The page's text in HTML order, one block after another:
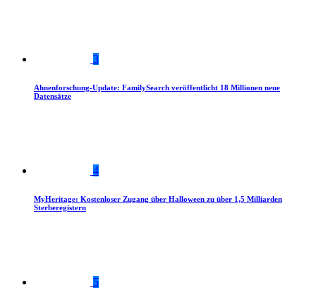
3
Ahnenforschung-Update: FamilySearch veröffentlicht 18 Millionen neue
Datensätze
4
MyHeritage: Kostenloser Zugang über Halloween zu über 1,5 Milliarden
Sterberegistern
5